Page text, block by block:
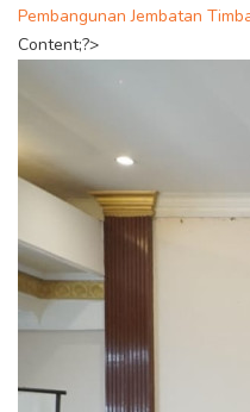
Pembangunan Jembatan
Content;?>